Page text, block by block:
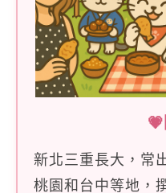
新北三重長大，常
桃園和台中等地，